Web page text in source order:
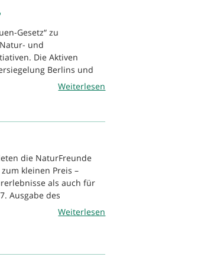
Gesetz“ zu
und
Die Aktiven
Berlins und
Weiterlesen
die NaturFreunde
kleinen Preis –
als auch für
Ausgabe des
Weiterlesen